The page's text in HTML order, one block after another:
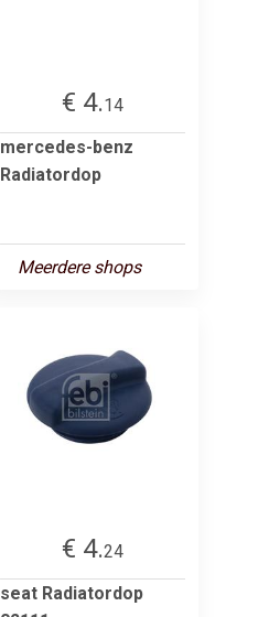
€ 4.14
mercedes-benz
Radiatordop
Meerdere shops
€ 4.24
seat Radiatordop